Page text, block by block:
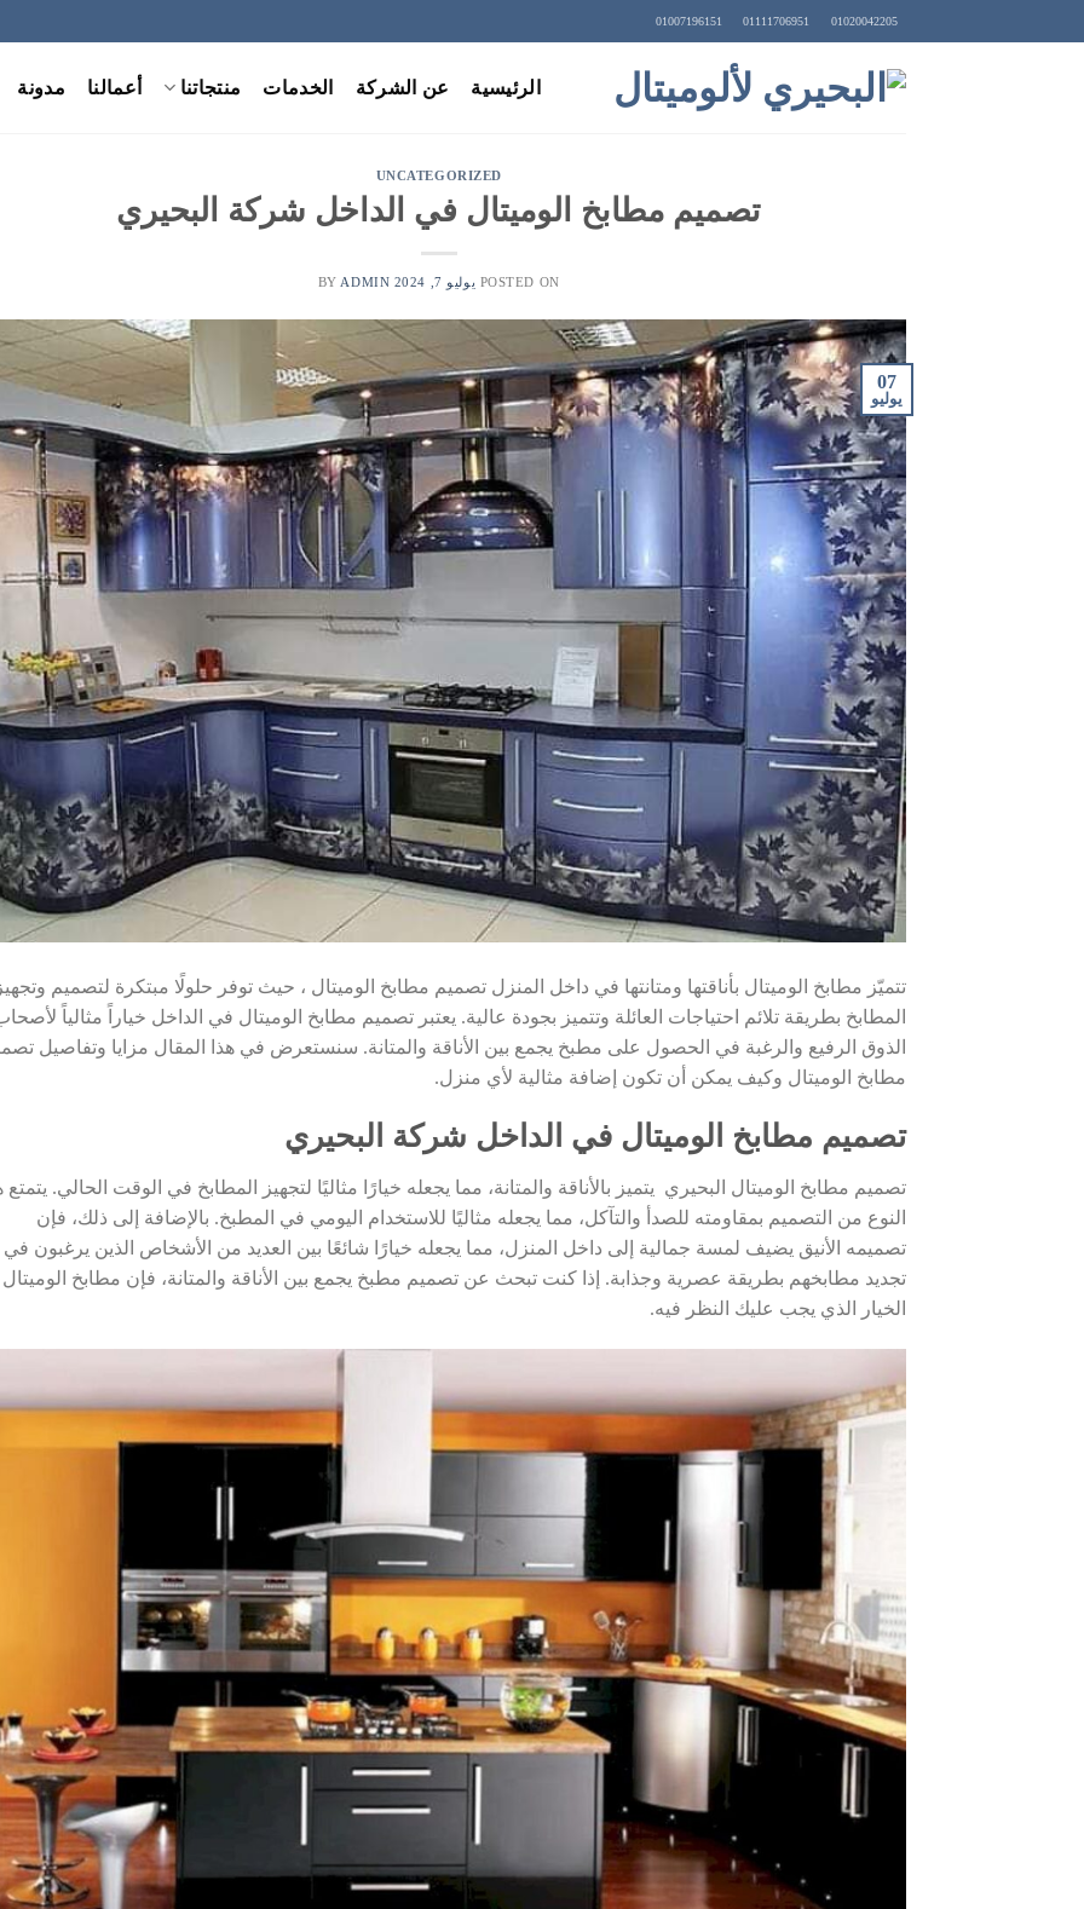
to
01020042205
01111706951
01007196151
الرئيسية عن الشركة الخدمات منتجاتنا أعمالنا مدونة
UNCATEGORIZED
تصميم مطابخ الوميتال في الداخل شركة البحيري
POSTED ON يوليو 7, 2024 ADMIN
07
يوليو
تتميّز مطابخ الوميتال بأناقتها ومتانتها في داخل المنزل تصميم مطابخ الوميتال ، حيث توفر حلولًا مبتكرة لتصميم
المطابخ بطريقة تلائم احتياجات العائلة وتتميز بجودة عالية. يعتبر تصميم مطابخ الوميتال في الداخل خياراً مثالياً
الذوق الرفيع والرغبة في الحصول على مطبخ يجمع بين الأناقة والمتانة. سنستعرض في هذا المقال مزايا وتفاصيل
مطابخ الوميتال وكيف يمكن أن تكون إضافة مثالية لأي منزل.
تصميم مطابخ الوميتال في الداخل شركة البحيري
تصميم مطابخ الوميتال البحيري يتميز بالأناقة والمتانة، مما يجعله خيارًا مثاليًا لتجهيز المطابخ في الوقت الحالي. يتمتع
النوع من التصميم بمقاومته للصدأ والتآكل، مما يجعله مثاليًا للاستخدام اليومي في المطبخ. بالإضافة إلى ذلك، فإن
تصميمه الأنيق يضيف لمسة جمالية إلى داخل المنزل، مما يجعله خيارًا شائعًا بين العديد من الأشخاص الذين يرغبون في
تجديد مطابخهم بطريقة عصرية وجذابة. إذا كنت تبحث عن تصميم مطبخ يجمع بين الأناقة والمتانة، فإن مطابخ
الخيار الذي يجب عليك النظر فيه.